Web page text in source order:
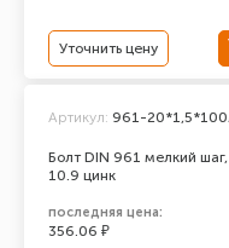
Уточнить цену
Болт DIN 961 мелкий
10.9 цинк
Артикул: 961-
последняя цена:
356.06 ₽